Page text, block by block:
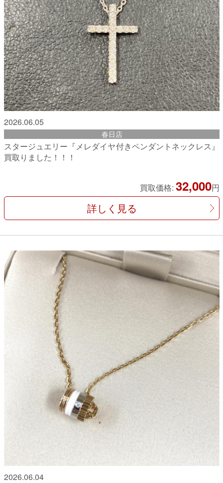
2026.06.05
春日店
スタージュエリー『メレダイヤ付きペンダントネックレス』
買取りました！！！
買取価格: 32,000円
詳しく見る
2026.06.04